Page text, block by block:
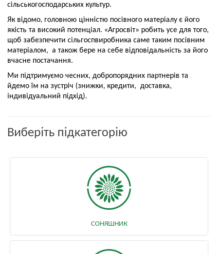
сільськогосподарських культур.
Як відомо, головною цінністю посівного матеріалу є його
якість та високий потенціал. «Агросвіт» робить усе для того,
щоб забезпечити сільгоспвиробника саме таким посівним
матеріалом, а також бере на себе відповідальність за його
вчасне постачання.
Ми підтримуємо чесних, добропорядних партнерів та
йдемо їм на зустріч (знижки, кредити, доставка,
індивідуальний підхід).
Виберіть підкатегорію
СОНЯШНИК